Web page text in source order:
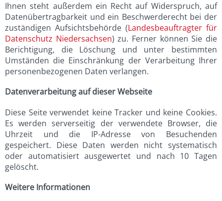
Ihnen steht außerdem ein Recht auf Widerspruch, auf
Datenübertragbarkeit und ein Beschwerderecht bei der
zuständigen Aufsichtsbehörde (Landesbeauftragter für
Datenschutz Niedersachsen) zu. Ferner können Sie die
Berichtigung, die Löschung und unter bestimmten
Umständen die Einschränkung der Verarbeitung Ihrer
personenbezogenen Daten verlangen.
Datenverarbeitung auf dieser Webseite
Diese Seite verwendet keine Tracker und keine Cookies.
Es werden serverseitig der verwendete Browser, die
Uhrzeit und die IP-Adresse von Besuchenden
gespeichert. Diese Daten werden nicht systematisch
oder automatisiert ausgewertet und nach 10 Tagen
gelöscht.
Weitere Informationen